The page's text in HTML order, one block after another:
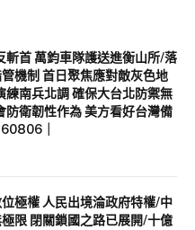
斬首 萬鈞車隊護送進衡山所/落
機制 首日聚焦應對敵灰色地
練南兵北調 確保大台北防禦無
防衛韌性作為 美方看好台灣備
｜
極權 人民出境淪政府特權/中
限 閉關鎖國之路已展開/十億